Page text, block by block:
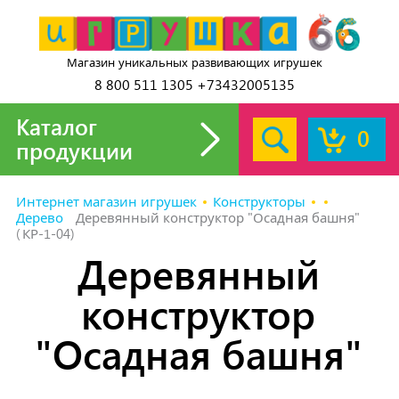
Магазин уникальных развивающих игрушек
8 800 511 1305 +73432005135
0
Каталог
продукции
Интернет магазин игрушек
Конструкторы
Дерево
Деревянный конструктор "Осадная башня"
(КР-1-04)
Деревянный
конструктор
"Осадная башня"